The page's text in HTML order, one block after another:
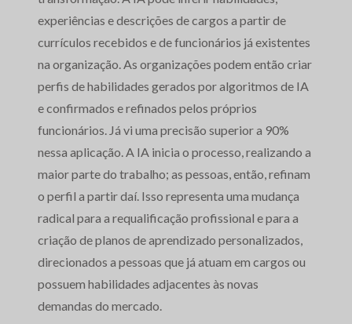
experiências e descrições de cargos a partir de
currículos recebidos e de funcionários já existentes
na organização. As organizações podem então criar
perfis de habilidades gerados por algoritmos de IA
e confirmados e refinados pelos próprios
funcionários. Já vi uma precisão superior a 90%
nessa aplicação. A IA inicia o processo, realizando a
maior parte do trabalho; as pessoas, então, refinam
o perfil a partir daí. Isso representa uma mudança
radical para a requalificação profissional e para a
criação de planos de aprendizado personalizados,
direcionados a pessoas que já atuam em cargos ou
possuem habilidades adjacentes às novas
demandas do mercado.